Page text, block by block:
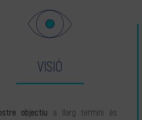
VISIÓ
objectiu a llarg termini és